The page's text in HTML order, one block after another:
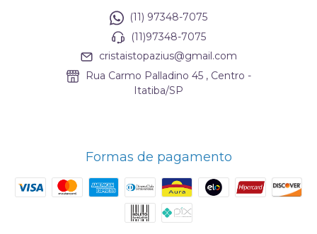
(11) 97348-7075
(11)97348-7075
cristaistopazius@gmail.com
Rua Carmo Palladino 45 , Centro -
Itatiba/SP
Formas de pagamento